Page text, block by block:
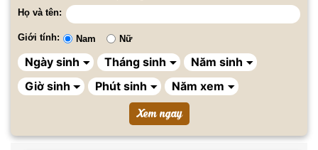
Họ và tên:
Giới tính: Nam Nữ